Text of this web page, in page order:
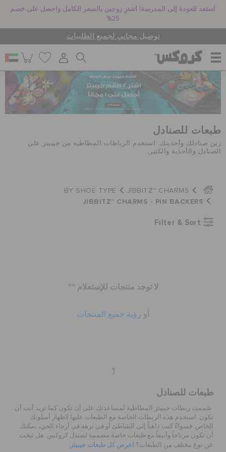
استعد للعودة إلى المدرسة! اشترِ زوجين بالسعر الكامل واحصل على خصم
25%
توصيل مجاني لجميع الطلبيات
للنساء
للرجال
جيبيتز تشارمز
تسجيل الدخول / اشتراك
قائمة الامنيات
تحديد موقع المتجر
طبعات للصنادل
زين صنادلك وأحذيتك. استخدم الرباطات المطاطية من جيبيتز على
الصنادل والأحذية والكثير.
JIBBITZ™ CHARMS
BY SHOE TYPE
JIBBITZ™ CHARMS - PIN BACKERS
Filter & Sort
لا توجد منتجات للإستعلام ""
أو رؤية جميع المنتجات
1
طبعات للصنادل
صُممت ربطات جيبيتز المطاطية لمساعدتك على أن تكون كما تريد أنت أن
تكون. استخدم هذه الربطات الخاصة مع الطبعات عليها لاظهار أسلوبك
الخاص. فسواءً كنت ذاهباً إلى الشاطئ أو في نزهة في أرجاء الحي، يمكنك
أن تكون مرتاحاً وأنيقاً مع طبعات خاصة مصممة لصندل كروكس. هل تبحث
عن نوع مختلف من الطبعات؟
اعرض كل طبعات جيبيتز .